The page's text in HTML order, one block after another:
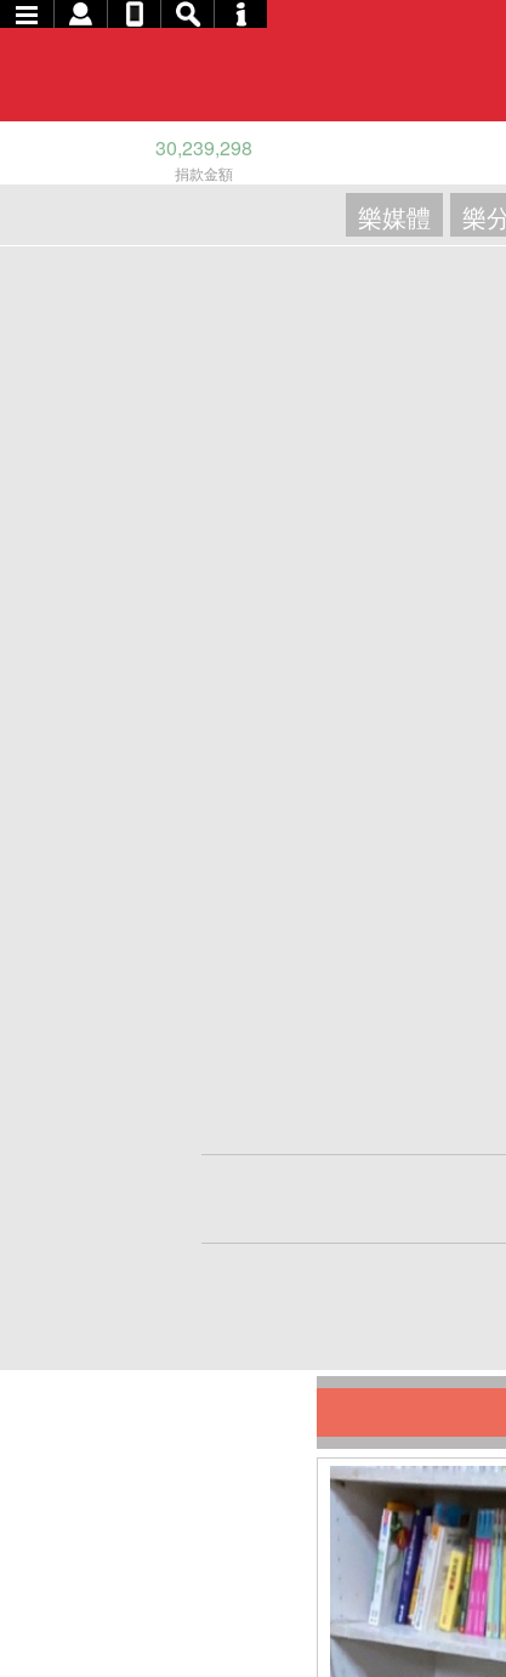
30,239,298
捐款金額
樂媒體 樂